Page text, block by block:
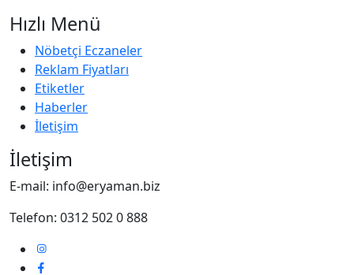
Hızlı Menü
Nöbetçi Eczaneler
Reklam Fiyatları
Etiketler
Haberler
İletişim
İletişim
E-mail: info@eryaman.biz
Telefon: 0312 502 0 888